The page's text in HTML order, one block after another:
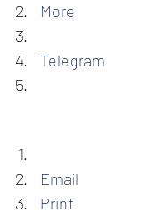
More
Telegram
Email
Print